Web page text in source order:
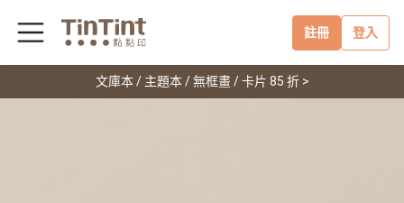
註冊 登入
文庫本 / 主題本 / 無框畫 / 卡片 85 折 >